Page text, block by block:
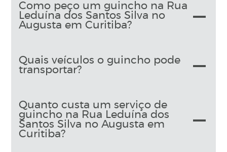
Como peço um guincho na Rua
Leduína dos Santos Silva no
Augusta em Curitiba?
Quais veículos o guincho pode
transportar?
Quanto custa um serviço de
guincho na Rua Leduína dos
Santos Silva no Augusta em
Curitiba?